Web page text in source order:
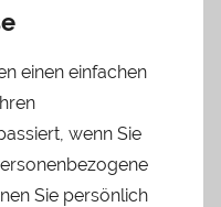
einen einfachen
wenn Sie
Sie persönlich